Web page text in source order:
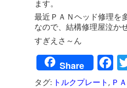
ます。
最近ＰＡＮヘッド修理を
なので、結構修理屋泣か
すぎえさ～ん
Share
タグ: トルクプレート , Ｐ